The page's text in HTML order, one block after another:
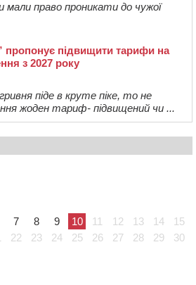
мали право проникати до чужої
пропонує підвищити тарифи на
з 2027 року
піде в круте піке, то не
жоден тариф- підвищений чи ...
7 8 9 10 11 12 13 14
15
22 23 24 25 26 27 28 29
30